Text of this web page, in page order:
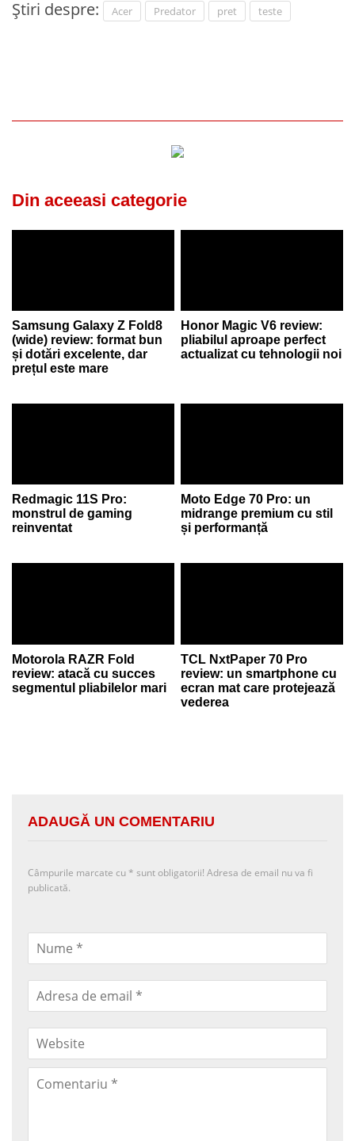
Știri despre: Acer Predator pret teste
Din aceeasi categorie
Samsung Galaxy Z Fold8
(wide) review: format bun
și dotări excelente, dar
prețul este mare
Honor Magic V6 review:
pliabilul aproape perfect
actualizat cu tehnologii noi
Redmagic 11S Pro:
monstrul de gaming
reinventat
Moto Edge 70 Pro: un
midrange premium cu stil
și performanță
Motorola RAZR Fold
review: atacă cu succes
segmentul pliabilelor mari
TCL NxtPaper 70 Pro
review: un smartphone cu
ecran mat care protejează
vederea
ADAUGĂ UN COMENTARIU
Câmpurile marcate cu * sunt obligatorii! Adresa de email nu va fi
publicată.